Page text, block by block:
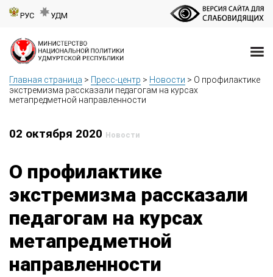
РУС УДМ
Главная страница > Пресс-центр > Новости > О профилактике
экстремизма рассказали педагогам на курсах
метапредметной направленности
02 октября 2020 Новости
О профилактике
экстремизма рассказали
педагогам на курсах
метапредметной
направленности